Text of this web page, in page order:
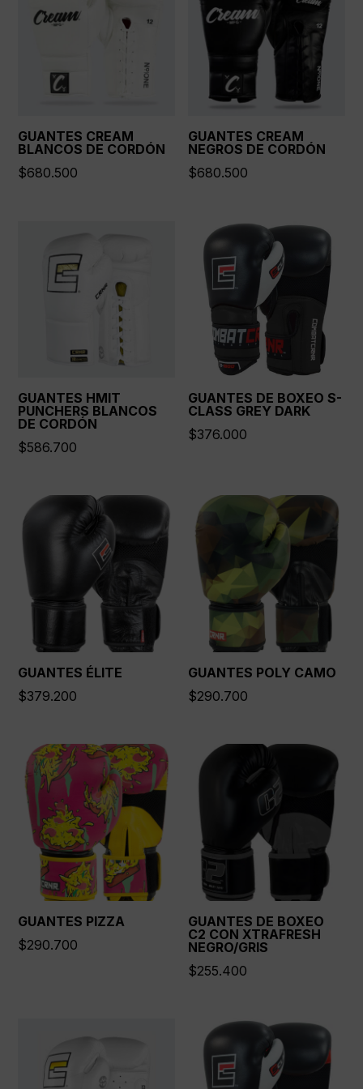
GUANTES CREAM
BLANCOS DE CORDÓN
$680.500
GUANTES CREAM
NEGROS DE CORDÓN
$680.500
GUANTES HMIT
PUNCHERS BLANCOS
DE CORDÓN
$586.700
GUANTES DE BOXEO S-
CLASS GREY DARK
$376.000
GUANTES ÉLITE
$379.200
GUANTES POLY CAMO
$290.700
GUANTES PIZZA
$290.700
GUANTES DE BOXEO
C2 CON XTRAFRESH
NEGRO/GRIS
$255.400